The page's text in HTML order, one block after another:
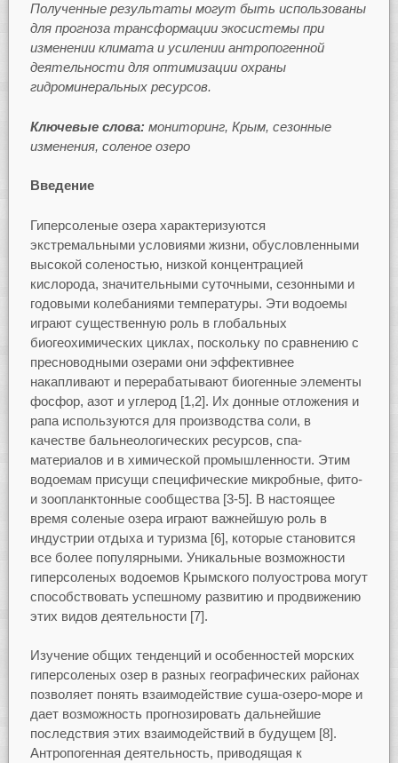
Полученные результаты могут быть использованы
для прогноза трансформации экосистемы при
изменении климата и усилении антропогенной
деятельности для оптимизации охраны
гидроминеральных ресурсов.
Ключевые слова: мониторинг, Крым, сезонные
изменения, соленое озеро
Введение
Гиперсоленые озера характеризуются
экстремальными условиями жизни, обусловленными
высокой соленостью, низкой концентрацией
кислорода, значительными суточными, сезонными и
годовыми колебаниями температуры. Эти водоемы
играют существенную роль в глобальных
биогеохимических циклах, поскольку по сравнению с
пресноводными озерами они эффективнее
накапливают и перерабатывают биогенные элементы
фосфор, азот и углерод [1,2]. Их донные отложения и
рапа используются для производства соли, в
качестве бальнеологических ресурсов, спа-
материалов и в химической промышленности. Этим
водоемам присущи специфические микробные, фито-
и зоопланктонные сообщества [3-5]. В настоящее
время соленые озера играют важнейшую роль в
индустрии отдыха и туризма [6], которые становится
все более популярными. Уникальные возможности
гиперсоленых водоемов Крымского полуострова могут
способствовать успешному развитию и продвижению
этих видов деятельности [7].
Изучение общих тенденций и особенностей морских
гиперсоленых озер в разных географических районах
позволяет понять взаимодействие суша-озеро-море и
дает возможность прогнозировать дальнейшие
последствия этих взаимодействий в будущем [8].
Антропогенная деятельность, приводящая к